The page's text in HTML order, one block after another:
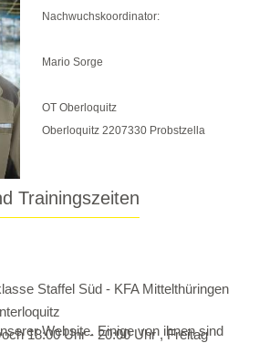
Nachwuchskoordinator:
Mario Sorge
OT Oberloquitz
Oberloquitz 2207330 Probstzella
Trainingszeiten
Staffel Süd - KFA Mittelthüringen
18:00 Uhr - 20:00 Uhr , Freitag
Website. Einige von ihnen sind